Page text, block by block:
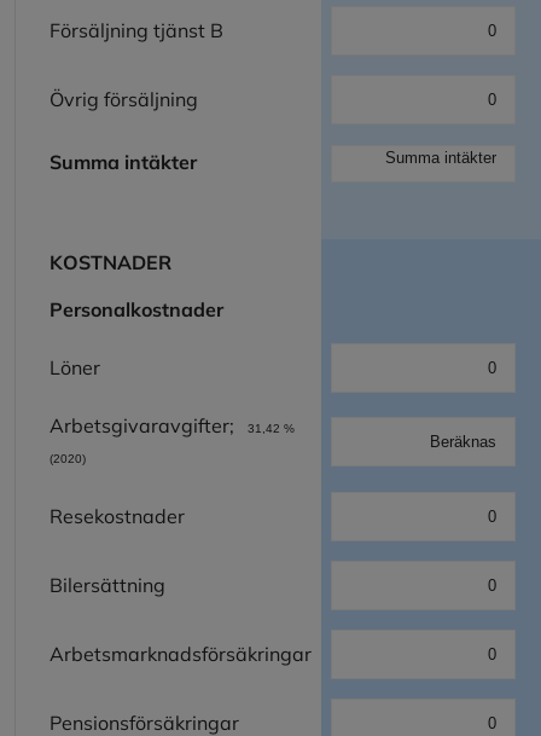
Försäljning tjänst B
Övrig försäljning
Summa intäkter
KOSTNADER
Personalkostnader
Löner
Arbetsgivaravgifter; 31,42 %
(2020)
Resekostnader
Bilersättning
Arbetsmarknadsförsäkringar
Pensionsförsäkringar